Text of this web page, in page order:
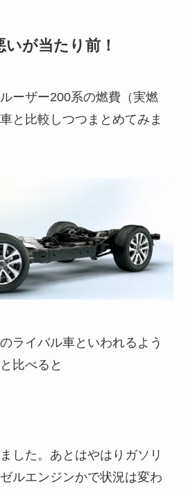
が当たり前！
ーザー200系の燃費（実燃
と比較しつつまとめてみま
ライバル車といわれるよう
比べると
した。あとはやはりガソリ
ルエンジンかで状況は変わ